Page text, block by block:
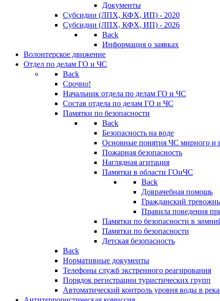
Документы
Субсидии (ЛПХ, КФХ, ИП) - 2020
Субсидии (ЛПХ, КФХ, ИП) - 2026
Back
Информация о заявках
Волонтерское движение
Отдел по делам ГО и ЧС
Back
Срочно!
Начальник отдела по делам ГО и ЧС
Состав отдела по делам ГО и ЧС
Памятки по безопасности
Back
Безопасность на воде
Основные понятия ЧС мирного и
Пожарная безопасность
Наглядная агитация
Памятки в области ГОиЧС
Back
Доврачебная помощь
Гражданский
Правила поведения
Памятки по безопасности в
Памятки по безопасности
Детская безопасность
Back
Нормативные документы
Телефоны служб экстренного реагирования
Порядок регистрации туристических групп
Автоматический контроль уровня воды в